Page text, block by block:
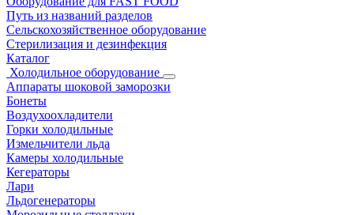
Путь из названий разделов
Сельскохозяйственное оборудование
Стерилизация и дезинфекция
Каталог
Холодильное оборудование
Аппараты шоковой заморозки
Бонеты
Воздухоохладители
Горки холодильные
Измельчители льда
Камеры холодильные
Кегераторы
Лари
Льдогенераторы